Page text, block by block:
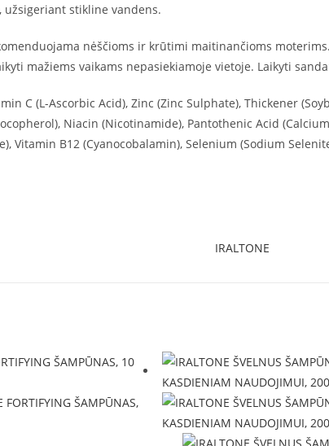
stikline vandens.
nėščioms ir krūtimi maitinančioms
mažiems vaikams nepasiekiamoje vietoje. Laikyti
C (L-Ascorbic Acid), Zinc (Zinc Sulphate), Thickener
Niacin (Nicotinamide), Pantothenic Acid
Vitamin B12 (Cyanocobalamin), Selenium (Sodium
IRALTONE